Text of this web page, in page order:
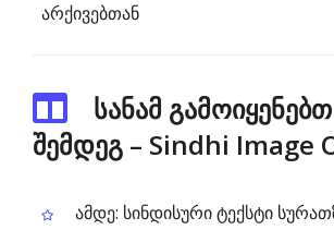
არქივებთან
სანამ
შემდეგ – Sindhi Image
ამდე: სინდისური ტექსტი